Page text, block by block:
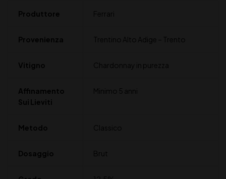
Produttore Ferrari
Provenienza Trentino Alto Adige – Trento
Vitigno Chardonnay in purezza
Affinamento
Sui Lieviti
Minimo 5 anni
Metodo Classico
Dosaggio Brut